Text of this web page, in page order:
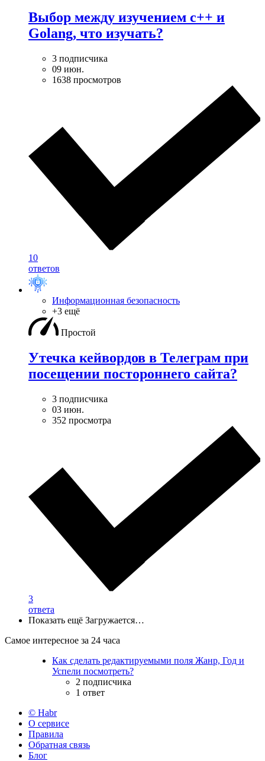
Выбор между изучением c++ и
Golang, что изучать?
3 подписчика
09 июн.
1638 просмотров
10
ответов
Информационная безопасность
+3 ещё
Простой
Утечка кейвордов в Телеграм при
посещении постороннего сайта?
3 подписчика
03 июн.
352 просмотра
3
ответа
Показать ещё Загружается…
Самое интересное за 24 часа
Как сделать редактируемыми поля Жанр, Год и
Успели посмотреть?
2 подписчика
1 ответ
© Habr
О сервисе
Правила
Обратная связь
Блог